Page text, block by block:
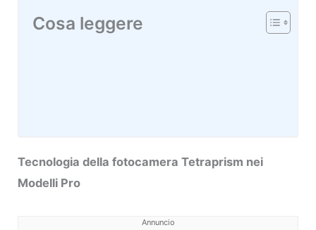
Cosa leggere
Tecnologia della fotocamera Tetraprism nei
Modelli Pro
Annuncio